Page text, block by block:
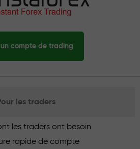
compte de trading
les traders
les traders ont besoin
rapide de compte